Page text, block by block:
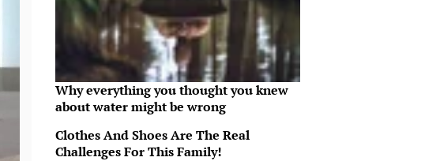
Why everything you thought you knew
about water might be wrong
Clothes And Shoes Are The Real
Challenges For This Family!